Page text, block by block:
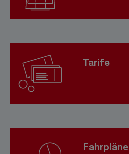
Tarife
Fahrpläne